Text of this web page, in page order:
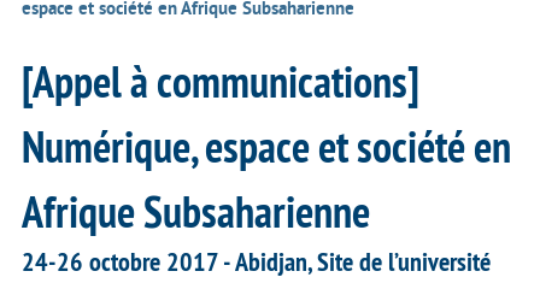
espace et société en Afrique Subsaharienne
[Appel à communications]
Numérique, espace et société en
Afrique Subsaharienne
24-26 octobre 2017 - Abidjan, Site de l’université